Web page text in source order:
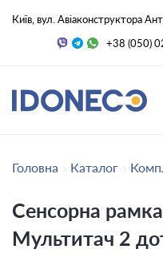
Київ, вул. Авіаконструктора
+38 (050)
Головна Каталог
Сенсорна
Мультитач 2